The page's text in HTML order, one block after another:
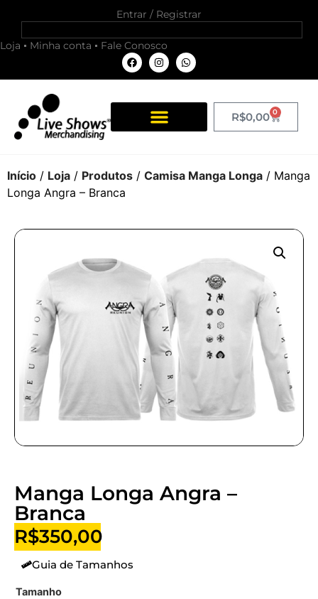
Entrar / Registrar
Loja Minha conta Fale Conosco
R$0,00 0
Início / Loja / Produtos / Camisa Manga Longa / Manga
Longa Angra – Branca
Manga Longa Angra –
Branca
R$350,00
Guia de Tamanhos
Tamanho